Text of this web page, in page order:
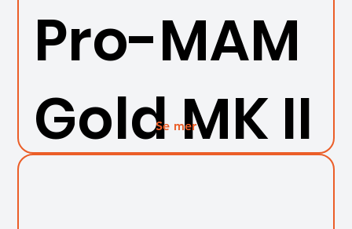
Pro-MAM
Gold MK II
Se mer